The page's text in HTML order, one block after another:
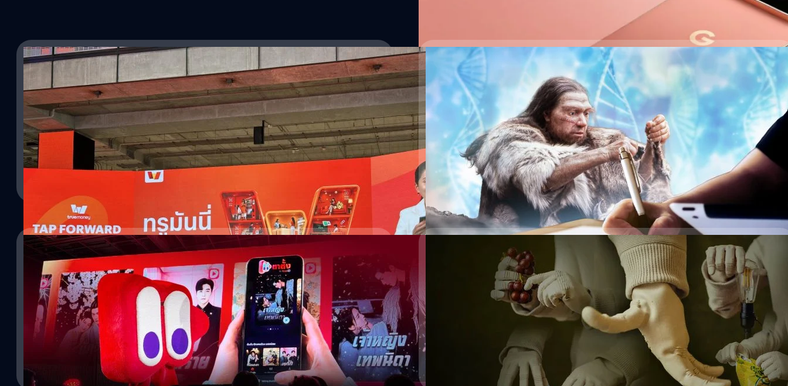
17/07/2026
ครั้งแรกในไทย ! หมดยุคสแกนจ่าย TrueMoney แตะจ่ายได้แล้ว ทั้ง BlueTap
และเครื่องรับบัตร สิ้นปีนี้เตรียมแตะ EVM รถไฟฟ้า
เชื่อว่าคนไทยจำนวนไม่น้อยกำลังรอระบบ 'แตะจ่าย' ผ่านสมาร์ตโฟนมาอย่างยาวนาน ตอนนี้ TrueMoney จัด
ให้แล้ว ด้วยการปล่อยฟีเจอร์ใหม่ที่สามารถแตะจ่ายที่ร้านค้าได้เลย ไม่ต้องสแกน ไม่ว่าจะเป็นเครื่อง Blue
Tap ที่หลายคนอาจได้ลองไปแล้วก่อนหน้านี้ ส่วนใหญ่จะเจอใน 7-Eleven และร้านค้าพาร์ตเนอร์ ขั้นตอนง่าย
ๆ คือ ปลดล็อกสมาร์ตโฟน-ยืนยันตัวตน-แตะจ่าย ซึ่งทาง TrueMoney เพิ่งแถลงข่าวฟีเจอร์นี้ในวันที่ 17
กรกฎาคม 2026 พร้อมกับเผยความสามารถในการแตะจ่ายผ่านเครื่อง EDC หรือเครื่องรับบัตร ที่ปกติเราจะ
ใช้บัตรเครดิตในการแตะจ่ายกัน (เฉพาะเครื่องที่รองรับ Contactless) แต่ถ้ามีแอปพลิเคชัน TrueMoney ก็
แตะจ่ายผ่านวอลเล็ตได้เลยไม่ต้องมีบัตรเครดิตก็ได้ หรือใครมีบัตรเครดิตก็สามารถเพิ่มไว้ในแอปฯ และแตะ
จ่ายก็ได้เหมือนกัน ไม่ต้องพกบัตรแล้ว ซึ่งปัจจุบันในประเทศไทยมีจุดรองรับการแตะจ่ายจาก TrueMoney ถึง
900,000 จุดด้วยกัน โดยการแตะจ่ายกับเครื่อง EDC จะเริ่มใช้ตั้งแต่วันที่ 21 กรกฎาคม 2026 เป็นต้นไป แต่
จะเริ่มให้บริการบนระบบปฏิบัติการ Android ก่อน ชาว iOS อาจจะต้องรออีกสักหน่อย…
ภูษิต เรืองอุดมกิจ| 20 days ago
17/07/2026
ถนัดซ้ายหรือขวาไม่ใช่เรื่องบังเอิญ ? ถอดรหัสลับการเลือกข้างเพื่อความอยู่
รอดของสิ่งมีชีวิต
เคยสงสัยไหมว่า ทำไมกว่า 90% ของมนุษย์ทั่วโลกถึงถนัดขวา และเพียง 10% เท่านั้นที่ถนัดซ้าย ? บางคน
อาจคิดว่ามันเกิดขึ้นจากการฝึกสอนตั้งแต่ยังเด็ก ๆ บางคนก็เชื่อว่าอาจจะส่งผ่านมาทางพันธุกรรม หรือบาง
คนก็มองว่ามันเกิดจากการวิวัฒนาการ ซึ่งดูเหมือนว่าอย่างหลังจะถูกพิสูจน์ว่าจริง เพราะล่าสุดนักวิจัยค้น
พบสัตว์ตัวแรก ๆ ของโลกที่มีการแบ่งส่วนร่างกายสมมาตรซ้ายขวา (Bilateral Symmetry) สมดุลคล้ายกับ
มนุษย์ และที่น่าสนใจคือสัตว์ชนิดนี้มีแนวโน้ม ‘ถนัดขวา’ มากกว่าอีกฝั่ง คล้ายกับมนุษย์ด้วย นักวิจัยค้นพบว่า
‘Spriggina flounders’ สิ่งมีชีวิตในทะเลโบราณยุคอีดีแอคารัน (Ediacaran) ซึ่งมีอายุเก่าแก่กว่า 500 ล้านปี
และเป็นหนึ่งในสัตว์ชนิดแรก ๆ ของโลกที่มีโครงสร้างร่างกายแบบสมมาตรสองด้าน รวมถึงมีส่วนหัว มี
พฤติกรรม ‘ถนัดขวา’ จากการศึกษาฟอสซิลจำนวน 76 ชิ้นในประเทศออสเตรเลีย พบว่าโครงสร้างร่างกาย
ของเจ้าหนอนชนิดนี้มีรอยโค้งงอไปทางซ้ายมากกว่าทางขวาถึงสองเท่า ซึ่งพอพิจารณาจากการเป็นภาพ
สะท้อนกระจกของฟอสซิลแล้ว ก็จะสรุปผลได้ว่าตอนที่มันมีชีวิตอยู่ พวกมันมักเลือกที่จะเลี้ยวหรือหันไปทาง
ขวามากกว่าทางซ้าย พฤติกรรมการเลือกทิศทางสะท้อนถึง ‘ระบบประสาทที่มีการแบ่งหน้าที่การทำงานของ
สมอง’ แยกตามฝั่งร่างกายอย่างเป็นระบบ ซึ่งเป็นต้นกำเนิดของพฤติกรรมการเลือกใช้ร่างกายข้างที่ถนัดเช่น
เดียวกับสัตว์ในปัจจุบัน มนุษย์กับวิวัฒนาการ ‘ถนัดขวา’ การค้นพบนี้ช่วยให้เราเข้าใจว่า การที่มนุษย์ทั่วโลก
กว่า 90% ถนัดขวา ไม่ใช่พฤติกรรมที่เพิ่งเกิดขึ้นในยุคหลัง แต่เป็นผลจากวิวัฒนาการที่มีรากฐานฝังลึก
ยาวนานมาตั้งแต่สัตว์ยุคดึกดำบรรพ์…
กานต์สิรี บัววิชัยศิลป์| 20 days ago
Read More
17/07/2026
เปิดบทใหม่ของ TrueID เปิดตัว “ตาตั้ง” แพลตฟอร์มซีรีส์แนวตั้งที่รู้ใจคนไทย
ที่สุด
ทุกวันนี้หลายคนใช้เวลาดูคอนเทนต์ผ่านมือถือมากขึ้น ไม่ว่าจะเป็นคลิปสั้นหรือซีรีส์ที่เล่าเรื่องกระชับ ใช้เวลา
ไม่นาน ทำให้ "ซีรีส์แนวตั้ง" กลายเป็นรูปแบบความบันเทิงที่เติบโตอย่างรวดเร็วในหลายประเทศ ล่าสุด
TrueID เปิดตัว "ตาตั้ง" แพลตฟอร์มรวมซีรีส์แนวตั้ง พร้อมประกาศจับมือกับ DramaBox แพลตฟอร์มซีรีส์
แนวตั้งระดับโลก เพื่อรวบรวมคอนเทนต์จากต่างประเทศ และผลักดันการสร้างซีรีส์ไทยไปสู่ผู้ชมทั่วโลก เมื่อ
คนดูเปลี่ยน วิธีดูคอนเทนต์ก็เปลี่ยนตาม ภายในงานเปิดตัว TrueID ระบุว่า ปัจจุบันผู้คนไม่ได้เสพคอนเทนต์
เหมือนเมื่อก่อนอีกแล้ว แต่หันมาดูผ่านมือถือมากขึ้น และต้องการคอนเทนต์ที่ดูได้ทุกที่ ทุกเวลา TrueID จึง
ได้ประกาศวิสัยทัศน์ใหม่ในการพัฒนาแพลตฟอร์มให้เป็นมากกว่าแอปฯ ดูหนังหรือซีรีส์ แต่เป็นพื้นที่ที่รวม
| 20 days ago